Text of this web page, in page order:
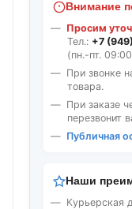
Внимание
Просим
Тел.: +7
(пн.-пт.
При звонке
товара.
При заказе
перезвонит
Публичная
Наши
Курьерская